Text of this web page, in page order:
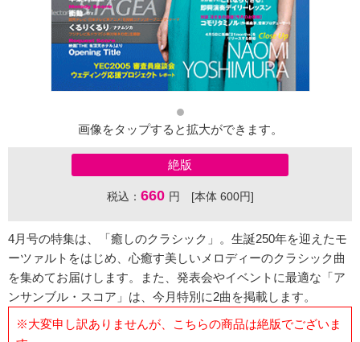
画像をタップすると拡大ができます。
絶版
税込： 660 円 [本体 600円]
4月号の特集は、「癒しのクラシック」。生誕250年を迎えたモ
ーツァルトをはじめ、心癒す美しいメロディーのクラシック曲
を集めてお届けします。また、発表会やイベントに最適な「ア
ンサンブル・スコア」は、今月特別に2曲を掲載します。
※大変申し訳ありませんが、こちらの商品は絶版でございま